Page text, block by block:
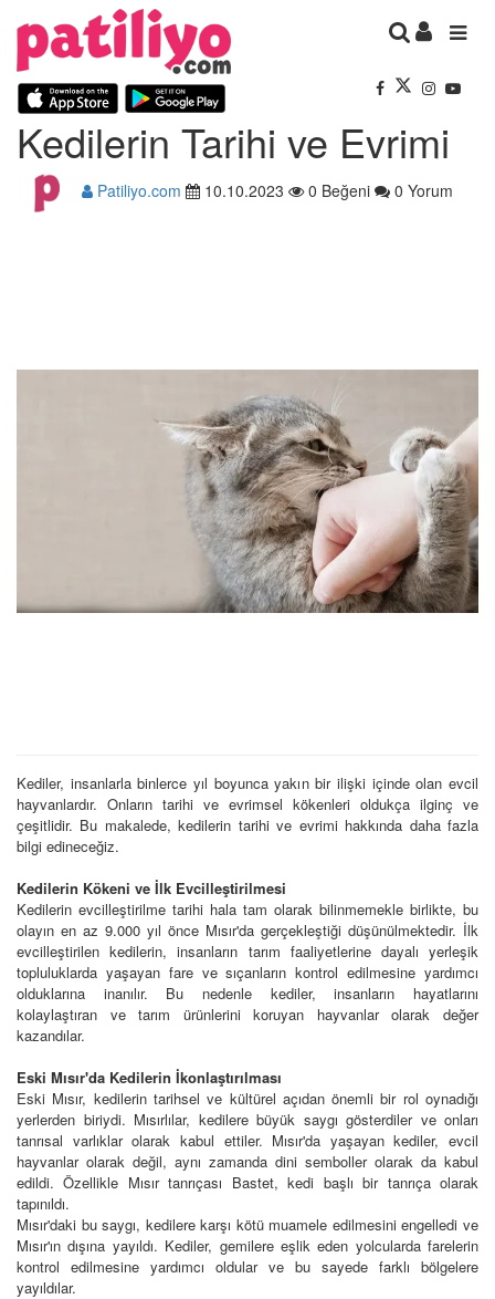
Kedilerin Tarihi ve Evrimi
Patiliyo.com 10.10.2023 0 Beğeni 0 Yorum
Kediler, insanlarla binlerce yıl boyunca yakın bir ilişki içinde olan evcil
hayvanlardır. Onların tarihi ve evrimsel kökenleri oldukça ilginç ve
çeşitlidir. Bu makalede, kedilerin tarihi ve evrimi hakkında daha fazla
bilgi edineceğiz.
Kedilerin Kökeni ve İlk Evcilleştirilmesi
Kedilerin evcilleştirilme tarihi hala tam olarak bilinmemekle birlikte, bu
olayın en az 9.000 yıl önce Mısır'da gerçekleştiği düşünülmektedir. İlk
evcilleştirilen kedilerin, insanların tarım faaliyetlerine dayalı yerleşik
topluluklarda yaşayan fare ve sıçanların kontrol edilmesine yardımcı
olduklarına inanılır. Bu nedenle kediler, insanların hayatlarını
kolaylaştıran ve tarım ürünlerini koruyan hayvanlar olarak değer
kazandılar.
Eski Mısır'da Kedilerin İkonlaştırılması
Eski Mısır, kedilerin tarihsel ve kültürel açıdan önemli bir rol oynadığı
yerlerden biriydi. Mısırlılar, kedilere büyük saygı gösterdiler ve onları
tanrısal varlıklar olarak kabul ettiler. Mısır'da yaşayan kediler, evcil
hayvanlar olarak değil, aynı zamanda dini semboller olarak da kabul
edildi. Özellikle Mısır tanrıçası Bastet, kedi başlı bir tanrıça olarak
tapınıldı.
Mısır'daki bu saygı, kedilere karşı kötü muamele edilmesini engelledi ve
Mısır'ın dışına yayıldı. Kediler, gemilere eşlik eden yolcularda farelerin
kontrol edilmesine yardımcı oldular ve bu sayede farklı bölgelere
yayıldılar.